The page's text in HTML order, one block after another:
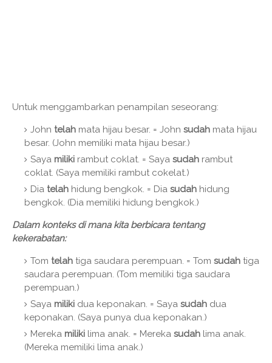
Untuk menggambarkan penampilan seseorang:
John telah mata hijau besar. = John sudah mata hijau
besar. (John memiliki mata hijau besar.)
Saya miliki rambut coklat. = Saya sudah rambut
coklat. (Saya memiliki rambut cokelat.)
Dia telah hidung bengkok. = Dia sudah hidung
bengkok. (Dia memiliki hidung bengkok.)
Dalam konteks di mana kita berbicara tentang
kekerabatan:
Tom telah tiga saudara perempuan. = Tom sudah tiga
saudara perempuan. (Tom memiliki tiga saudara
perempuan.)
Saya miliki dua keponakan. = Saya sudah dua
keponakan. (Saya punya dua keponakan.)
Mereka miliki lima anak. = Mereka sudah lima anak.
(Mereka memiliki lima anak.)